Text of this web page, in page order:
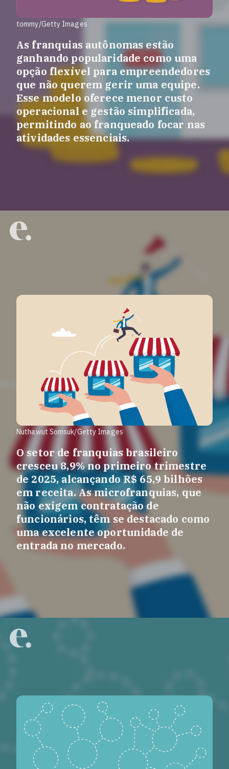
tommy/Getty Images
As franquias autônomas estão
ganhando popularidade como uma
opção flexível para empreendedores
que não querem gerir uma equipe.
Esse modelo oferece menor custo
operacional e gestão simplificada,
permitindo ao franqueado focar nas
atividades essenciais.
Nuthawut Somsuk/Getty Images
O setor de franquias brasileiro
cresceu 8,9% no primeiro trimestre
de 2025, alcançando R$ 65,9 bilhões
em receita. As microfranquias, que
não exigem contratação de
funcionários, têm se destacado como
uma excelente oportunidade de
entrada no mercado.